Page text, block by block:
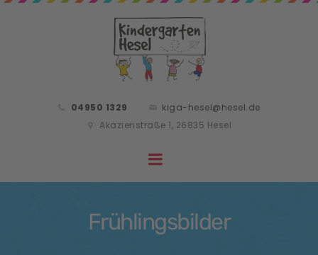
04950 1329
kiga-hesel@hesel.de
Akazienstraße 1, 26835 Hesel
Frühlingsbilder